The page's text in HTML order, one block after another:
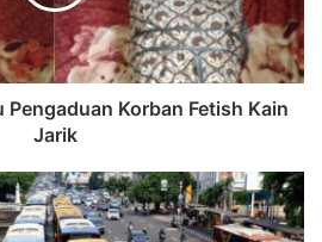
Korban Fetish Kain
Jarik